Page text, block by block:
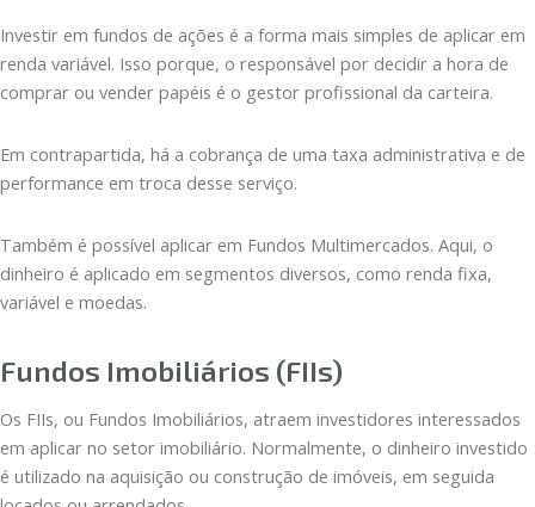
Investir em fundos de ações é a forma mais simples de aplicar em
renda variável. Isso porque, o responsável por decidir a hora de
comprar ou vender papéis é o gestor profissional da carteira.
Em contrapartida, há a cobrança de uma taxa administrativa e de
performance em troca desse serviço.
Também é possível aplicar em Fundos Multimercados. Aqui, o
dinheiro é aplicado em segmentos diversos, como renda fixa,
variável e moedas.
Fundos Imobiliários (FIIs)
Os FIIs, ou Fundos Imobiliários, atraem investidores interessados
em aplicar no setor imobiliário. Normalmente, o dinheiro investido
é utilizado na aquisição ou construção de imóveis, em seguida